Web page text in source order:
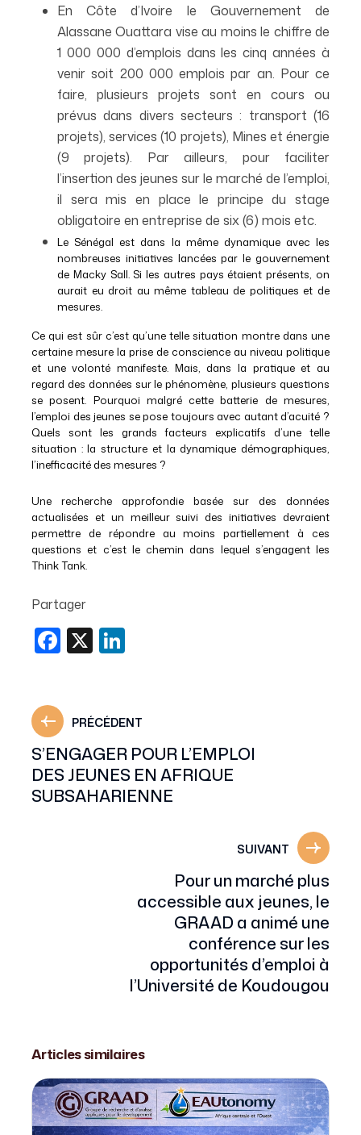
En Côte d’Ivoire le Gouvernement de
Alassane Ouattara vise au moins le chiffre de
1 000 000 d’emplois dans les cinq années à
venir soit 200 000 emplois par an. Pour ce
faire, plusieurs projets sont en cours ou
prévus dans divers secteurs : transport (16
projets), services (10 projets), Mines et énergie
(9 projets). Par ailleurs, pour faciliter
l’insertion des jeunes sur le marché de l’emploi,
il sera mis en place le principe du stage
obligatoire en entreprise de six (6) mois etc.
Le Sénégal est dans la même dynamique avec les
nombreuses initiatives lancées par le gouvernement
de Macky Sall. Si les autres pays étaient présents, on
aurait eu droit au même tableau de politiques et de
mesures.
Ce qui est sûr c’est qu’une telle situation montre dans une
certaine mesure la prise de conscience au niveau politique
et une volonté manifeste. Mais, dans la pratique et au
regard des données sur le phénomène, plusieurs questions
se posent. Pourquoi malgré cette batterie de mesures,
l’emploi des jeunes se pose toujours avec autant d’acuité ?
Quels sont les grands facteurs explicatifs d’une telle
situation : la structure et la dynamique démographiques,
l’inefficacité des mesures ?
Une recherche approfondie basée sur des données
actualisées et un meilleur suivi des initiatives devraient
permettre de répondre au moins partiellement à ces
questions et c’est le chemin dans lequel s’engagent les
Think Tank.
Partager
Facebook
X
PRÉCÉDENT
S’ENGAGER POUR L’EMPLOI
DES JEUNES EN AFRIQUE
SUBSAHARIENNE
SUIVANT
Pour un marché plus
accessible aux jeunes, le
GRAAD a animé une
conférence sur les
opportunités d’emploi à
l’Université de Koudougou
Articles similaires